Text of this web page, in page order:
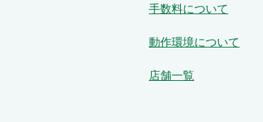
手数料について
動作環境について
店舗一覧